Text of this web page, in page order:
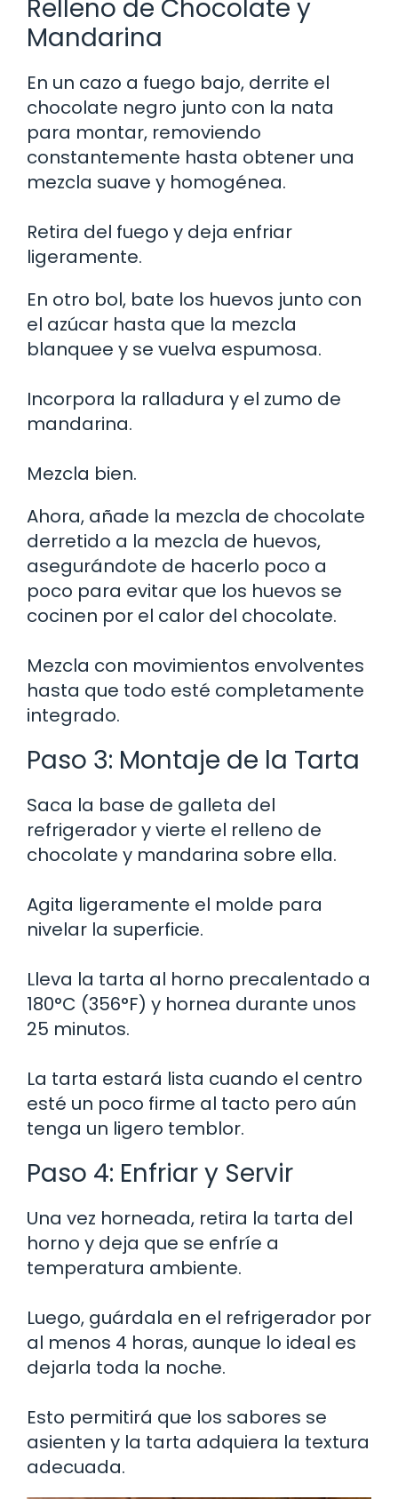
Relleno de Chocolate y
Mandarina
En un cazo a fuego bajo, derrite el
chocolate negro junto con la nata
para montar, removiendo
constantemente hasta obtener una
mezcla suave y homogénea.
Retira del fuego y deja enfriar
ligeramente.
En otro bol, bate los huevos junto con
el azúcar hasta que la mezcla
blanquee y se vuelva espumosa.
Incorpora la ralladura y el zumo de
mandarina.
Mezcla bien.
Ahora, añade la mezcla de chocolate
derretido a la mezcla de huevos,
asegurándote de hacerlo poco a
poco para evitar que los huevos se
cocinen por el calor del chocolate.
Mezcla con movimientos envolventes
hasta que todo esté completamente
integrado.
Paso 3: Montaje de la Tarta
Saca la base de galleta del
refrigerador y vierte el relleno de
chocolate y mandarina sobre ella.
Agita ligeramente el molde para
nivelar la superficie.
Lleva la tarta al horno precalentado a
180°C (356°F) y hornea durante unos
25 minutos.
La tarta estará lista cuando el centro
esté un poco firme al tacto pero aún
tenga un ligero temblor.
Paso 4: Enfriar y Servir
Una vez horneada, retira la tarta del
horno y deja que se enfríe a
temperatura ambiente.
Luego, guárdala en el refrigerador por
al menos 4 horas, aunque lo ideal es
dejarla toda la noche.
Esto permitirá que los sabores se
asienten y la tarta adquiera la textura
adecuada.